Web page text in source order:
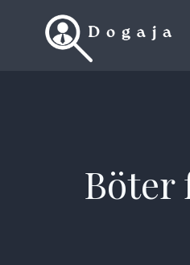
Böter